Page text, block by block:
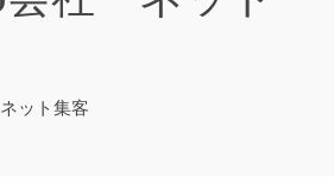
ット集客